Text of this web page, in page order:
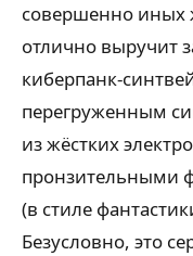
совершенно иных
отлично выручит
киберпанк-
перегруженным
из жёстких
пронзительными
(в стиле
Безусловно, это